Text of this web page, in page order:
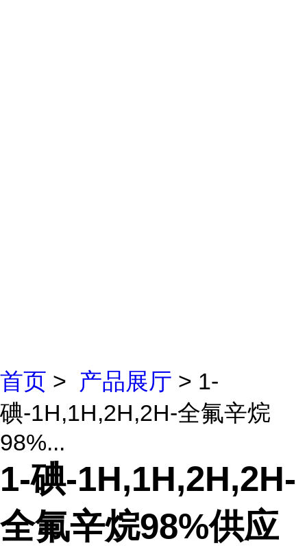
首页 > 产品展厅 > 1-
碘-1H,1H,2H,2H-全氟辛烷
98%...
1-碘-1H,1H,2H,2H-
全氟辛烷98%供应